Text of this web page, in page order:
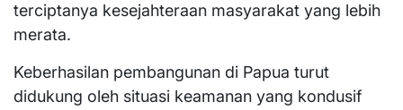
terciptanya kesejahteraan masyarakat yang lebih
merata.
Keberhasilan pembangunan di Papua turut
didukung oleh situasi keamanan yang kondusif